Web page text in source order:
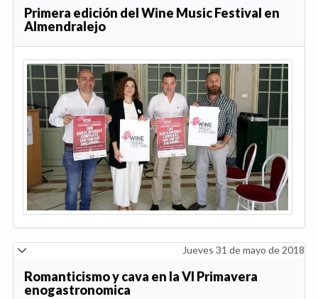
Primera edición del Wine Music Festival en
Almendralejo
Jueves 31 de mayo de 2018
Romanticismo y cava en la VI Primavera
enogastronomica